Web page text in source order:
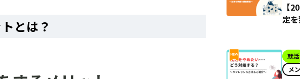
とは？
【
定
ッ
解説
就活
メ